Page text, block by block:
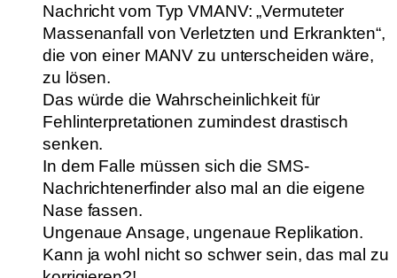
Nachricht vom Typ VMANV: „Vermuteter
Massenanfall von Verletzten und Erkrankten“,
die von einer MANV zu unterscheiden wäre,
zu lösen.
Das würde die Wahrscheinlichkeit für
Fehlinterpretationen zumindest drastisch
senken.
In dem Falle müssen sich die SMS-
Nachrichtenerfinder also mal an die eigene
Nase fassen.
Ungenaue Ansage, ungenaue Replikation.
Kann ja wohl nicht so schwer sein, das mal zu